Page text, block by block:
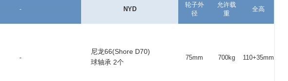
- NYD
轮子外
径
允许载
重
全高
-
尼龙66(Shore D70)
球轴承 2个
75mm 700kg 110+35mm